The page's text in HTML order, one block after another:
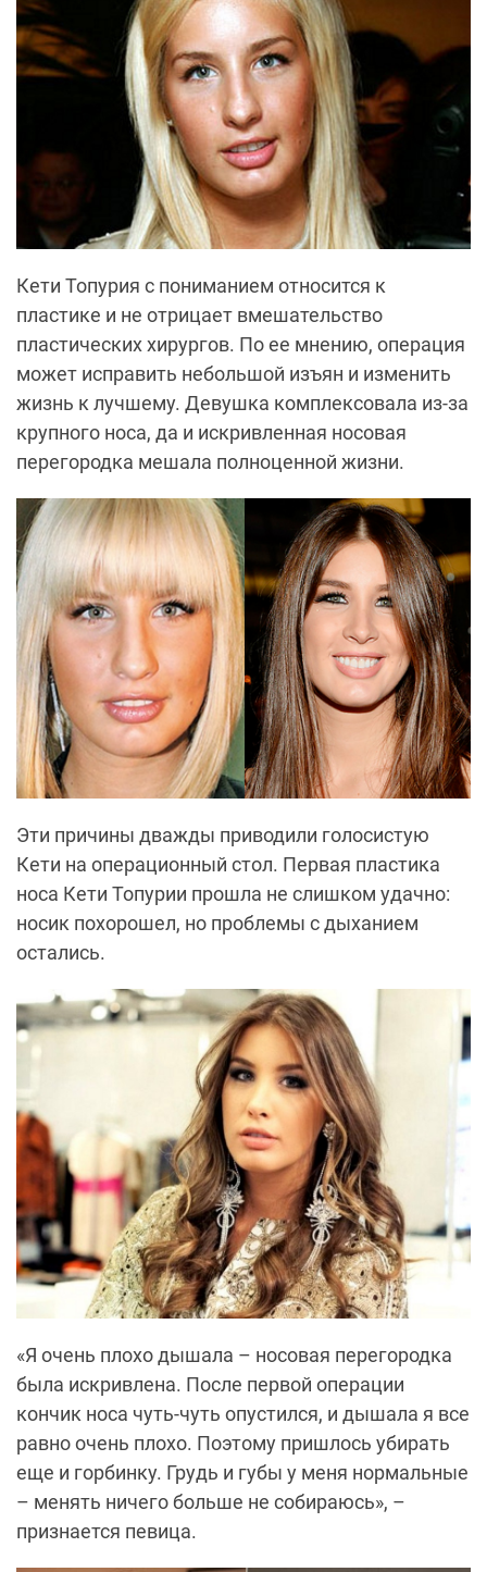
Кети Топурия с пониманием относится к
пластике и не отрицает вмешательство
пластических хирургов. По ее мнению, операция
может исправить небольшой изъян и изменить
жизнь к лучшему. Девушка комплексовала из-за
крупного носа, да и искривленная носовая
перегородка мешала полноценной жизни.
Эти причины дважды приводили голосистую
Кети на операционный стол. Первая пластика
носа Кети Топурии прошла не слишком удачно:
носик похорошел, но проблемы с дыханием
остались.
«Я очень плохо дышала – носовая перегородка
была искривлена. После первой операции
кончик носа чуть-чуть опустился, и дышала я все
равно очень плохо. Поэтому пришлось убирать
еще и горбинку. Грудь и губы у меня нормальные
– менять ничего больше не собираюсь», –
признается певица.